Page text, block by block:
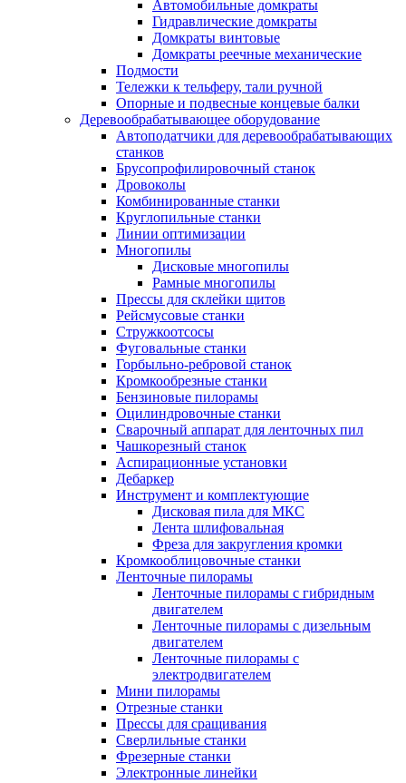
Автомобильные домкраты
Гидравлические домкраты
Домкраты винтовые
Домкраты реечные механические
Подмости
Тележки к тельферу, тали ручной
Опорные и подвесные концевые балки
Деревообрабатывающее оборудование
Автоподатчики для деревообрабатывающих
станков
Брусопрофилировочный станок
Дровоколы
Комбинированные станки
Круглопильные станки
Линии оптимизации
Многопилы
Дисковые многопилы
Рамные многопилы
Прессы для склейки щитов
Рейсмусовые станки
Стружкоотсосы
Фуговальные станки
Горбыльно-ребровой станок
Кромкообрезные станки
Бензиновые пилорамы
Оцилиндровочные станки
Сварочный аппарат для ленточных пил
Чашкорезный станок
Аспирационные установки
Дебаркер
Инструмент и комплектующие
Дисковая пила для МКС
Лента шлифовальная
Фреза для закругления кромки
Кромкооблицовочные станки
Ленточные пилорамы
Ленточные пилорамы с гибридным
двигателем
Ленточные пилорамы с дизельным
двигателем
Ленточные пилорамы с
электродвигателем
Мини пилорамы
Отрезные станки
Прессы для сращивания
Сверлильные станки
Фрезерные станки
Электронные линейки